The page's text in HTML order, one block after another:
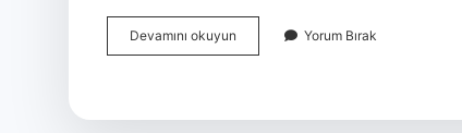
Devamını okuyun
Yüzlü
Yorum Bırak